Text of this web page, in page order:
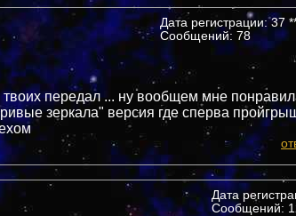
Дата регистрации: 37
Сообщений: 78
твоих передал ... ну вообщем мне
зеркала" версия где сперва
Дата
Сообщений: